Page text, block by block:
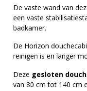
De vaste wand van
een vaste
badkamer.
De Horizon
reinigen is en langer
Deze gesloten
van 80 cm tot 140 cm